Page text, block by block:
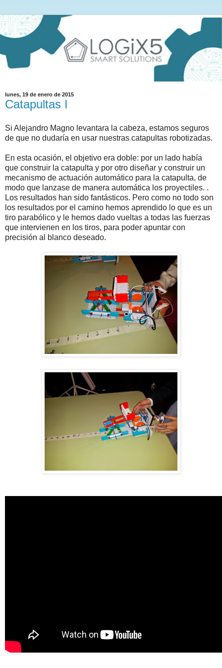
lunes, 19 de enero de 2015
Catapultas I
Si Alejandro Magno levantara la cabeza, estamos seguros
de que no dudaría en usar nuestras catapultas robotizadas.
En esta ocasión, el objetivo era doble: por un lado había
que construir la catapulta y por otro diseñar y construir un
mecanismo de actuación automático para la catapulta, de
modo que lanzase de manera automática los proyectiles. .
Los resultados han sido fantásticos. Pero como no todo son
los resultados por el camino hemos aprendido lo que es un
tiro parabólico y le hemos dado vueltas a todas las fuerzas
que intervienen en los tiros, para poder apuntar con
precisión al blanco deseado.